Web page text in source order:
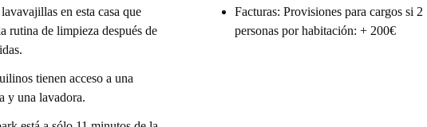
en esta casa que
rutina de limpieza después de
tienen acceso a una
y una lavadora.
Facturas: Provisiones para cargos si 2
personas por habitación: + 200€